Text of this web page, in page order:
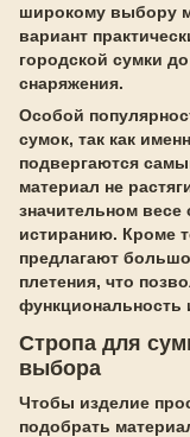
широкому выбору
вариант
городской сумки
снаряжения.
Особой
сумок, так как
подвергаются
материал не
значительном
истиранию. Кроме
предлагают
плетения, что
функциональность
Стропа для
выбора
Чтобы изделие
подобрать